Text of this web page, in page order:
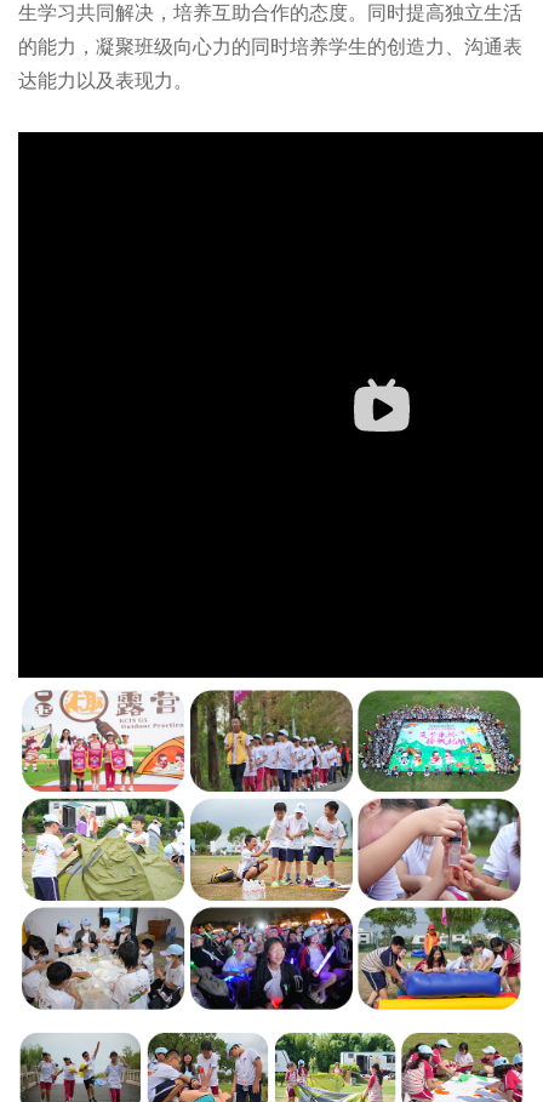
生学习共同解决，培养互助合作的态度。同时提高独立生活
的能力，凝聚班级向心力的同时培养学生的创造力、沟通表
达能力以及表现力。